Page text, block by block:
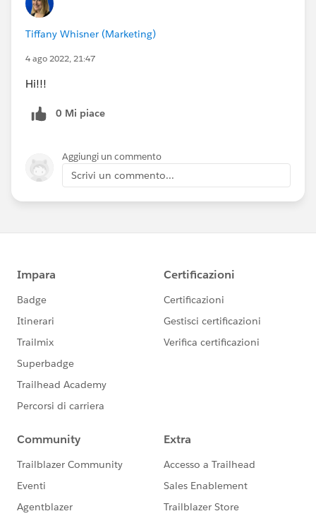
Tiffany Whisner (Marketing)
4 ago 2022, 21:47
Hi!!!
0 Mi piace
Aggiungi un commento
Scrivi un commento...